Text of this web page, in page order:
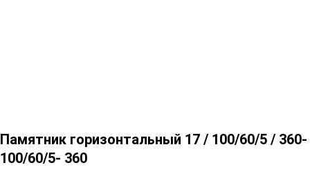
Памятник горизонтальный 17 / 100/60/5 / 360-
100/60/5- 360